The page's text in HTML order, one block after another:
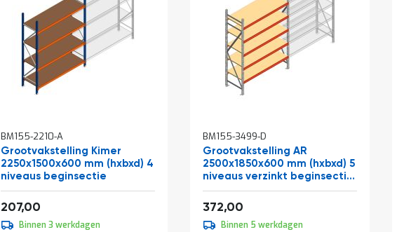
BM155-2210-A
Grootvakstelling Kimer
2250x1500x600 mm (hxbxd) 4
niveaus beginsectie
Vanaf
207,00
Binnen 3 werkdagen
BM155-3499-D
Grootvakstelling AR
2500x1850x600 mm (hxbxd) 5
niveaus verzinkt beginsectie
met voorgemonteerde
frames
Vanaf
372,00
Binnen 5 werkdagen